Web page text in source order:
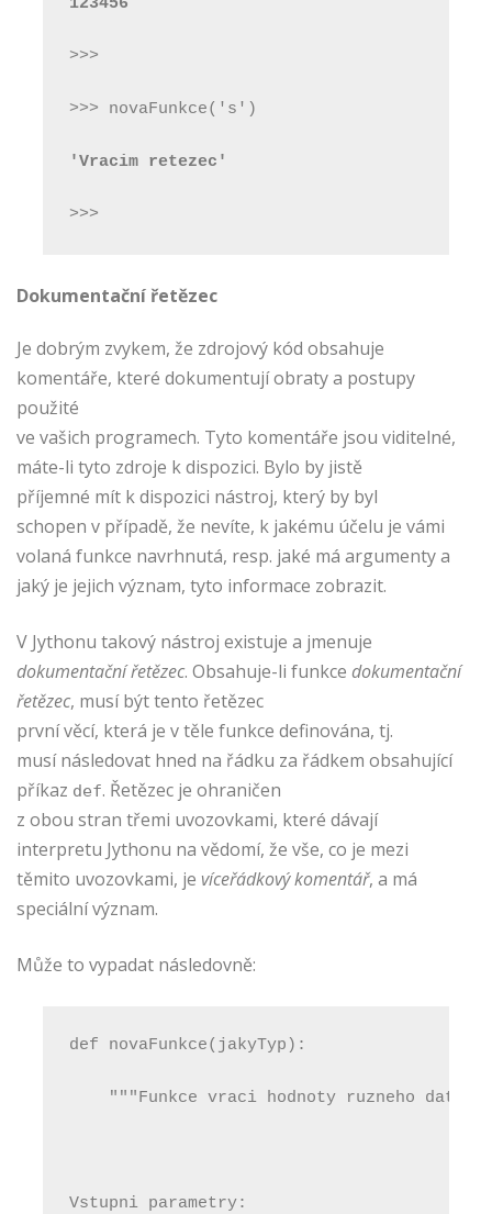
>>>
>>> novaFunkce('s')
'Vracim retezec'
>>>
Dokumentační řetězec
Je dobrým zvykem, že zdrojový kód obsahuje
komentáře, které dokumentují obraty a postupy
použité
ve vašich programech. Tyto komentáře jsou viditelné,
máte-li tyto zdroje k dispozici. Bylo by jistě
příjemné mít k dispozici nástroj, který by byl
schopen v případě, že nevíte, k jakému účelu je vámi
volaná funkce navrhnutá, resp. jaké má argumenty a
jaký je jejich význam, tyto informace zobrazit.
V Jythonu takový nástroj existuje a jmenuje
dokumentační řetězec. Obsahuje-li funkce dokumentační
řetězec, musí být tento řetězec
první věcí, která je v těle funkce definována, tj.
musí následovat hned na řádku za řádkem obsahující
příkaz def. Řetězec je ohraničen
z obou stran třemi uvozovkami, které dávají
interpretu Jythonu na vědomí, že vše, co je mezi
těmito uvozovkami, je víceřádkový komentář, a má
speciální význam.
Může to vypadat následovně:
def novaFunkce(jakyTyp):
"""Funkce vraci hodnoty ruzneho
Vstupni parametry: